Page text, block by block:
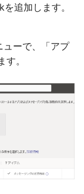
追加します。
ーで、「アプ
。